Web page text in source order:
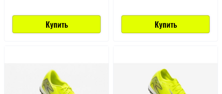
Купить Купить